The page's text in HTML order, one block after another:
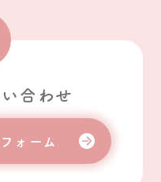
合わせ
ォーム